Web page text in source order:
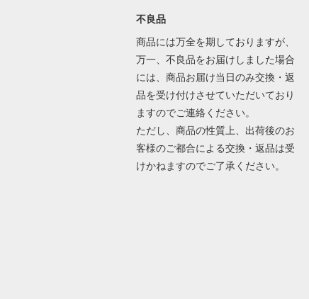
不良品
商品には万全を期しておりますが、
万一、不良品をお届けしました場合
には、商品お届け当日のみ交換・返
品を受け付けさせていただいており
ますのでご連絡ください。
ただし、商品の性質上、出荷後のお
客様のご都合による交換・返品は受
けかねますのでご了承ください。